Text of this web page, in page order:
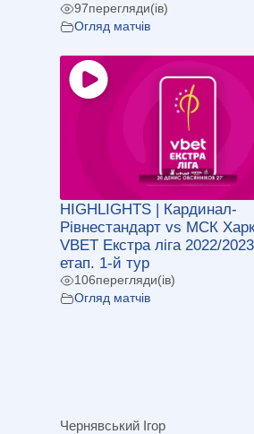
97перегляди(ів)
Огляд матчів
HIGHLIGHTS | Кардинал-
Рівнестандарт vs МСК
VBET Екстра ліга 2022/
етап. 1-й тур
106перегляди(ів)
Огляд матчів
Чернявський Ігор